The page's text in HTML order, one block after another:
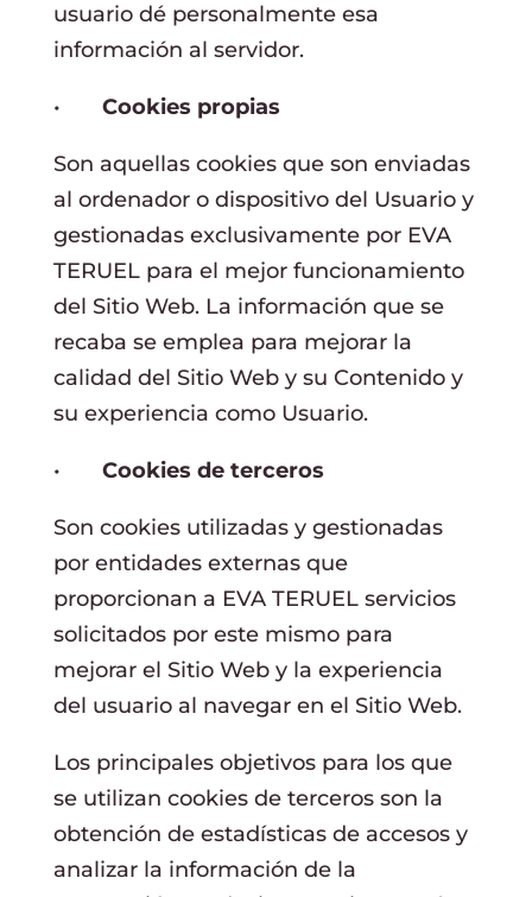
usuario dé personalmente esa
información al servidor.
• Cookies propias
Son aquellas cookies que son enviadas
al ordenador o dispositivo del Usuario y
gestionadas exclusivamente por EVA
TERUEL para el mejor funcionamiento
del Sitio Web. La información que se
recaba se emplea para mejorar la
calidad del Sitio Web y su Contenido y
su experiencia como Usuario.
• Cookies de terceros
Son cookies utilizadas y gestionadas
por entidades externas que
proporcionan a EVA TERUEL servicios
solicitados por este mismo para
mejorar el Sitio Web y la experiencia
del usuario al navegar en el Sitio Web.
Los principales objetivos para los que
se utilizan cookies de terceros son la
obtención de estadísticas de accesos y
analizar la información de la